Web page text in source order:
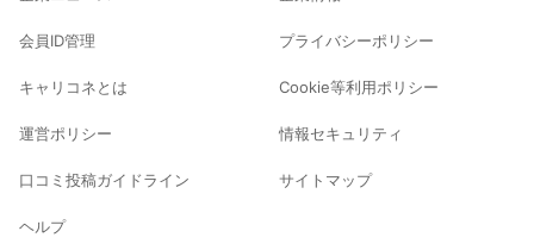
会員ID管理
キャリコネとは
運営ポリシー
口コミ投稿ガイドライン
ヘルプ
プライバシーポリシー
Cookie等利用ポリシー
情報セキュリティ
サイトマップ